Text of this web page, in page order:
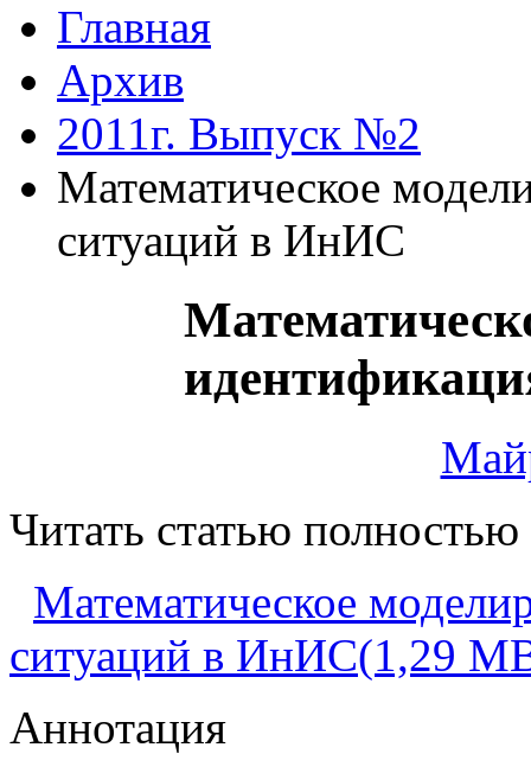
Главная
Архив
2011г. Выпуск №2
Математическое
ситуаций в ИнИС
Читать статью полностью
Математическое
ситуаций в ИнИС(1,29
Аннотация